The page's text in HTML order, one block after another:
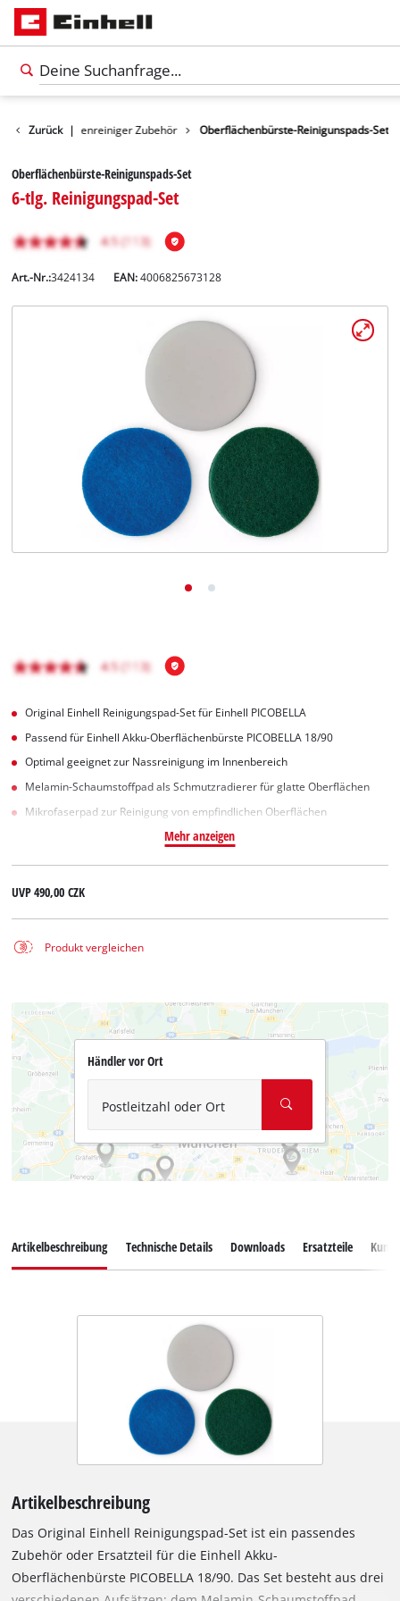
čeština
Zurück |
Flächen-/ Fugenreiniger Zubehör Oberflächenbürste-Reinigunspads-Set
Oberflächenbürste-Reinigunspads-Set
6-tlg. Reinigungspad-Set
Art.-Nr.:3424134 EAN:4006825673128
Original Einhell Reinigungspad-Set für Einhell PICOBELLA
Passend für Einhell Akku-Oberflächenbürste PICOBELLA 18/90
Optimal geeignet zur Nassreinigung im Innenbereich
Melamin-Schaumstoffpad als Schmutzradierer für glatte Oberflächen
Mikrofaserpad zur Reinigung von empfindlichen Oberflächen
Mehr anzeigen
UVP490,00 CZK
Produkt vergleichen
Händler vor Ort
Postleitzahl oder Ort
Artikelbeschreibung Technische Details Downloads Ersatzteile
Artikelbeschreibung
Das Original Einhell Reinigungspad-Set ist ein passendes
Zubehör oder Ersatzteil für die Einhell Akku-
Oberflächenbürste PICOBELLA 18/90. Das Set besteht aus drei